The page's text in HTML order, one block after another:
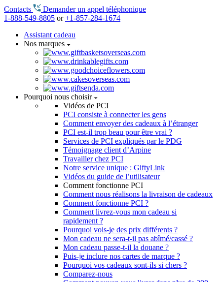
Contacts
Demander un appel téléphonique
1-888-549-8805 or+1-857-284-1674
Assistant cadeau
Nos marques
Pourquoi nous choisir
Vidéos de PCI
PCI consiste à connecter les gens
Comment envoyer des cadeaux à l’étranger
PCI est-il trop beau pour être vrai ?
Services de PCI expliqués par le PDG
Témoignage client d’Arpine
Travailler chez PCI
Notre service unique : GiftyLink
Vidéos du guide de l’utilisateur
Comment fonctionne PCI
Comment nous réalisons la livraison de cadeaux
Comment fonctionne PCI ?
Comment livrez-vous mon cadeau si
rapidement ?
Pourquoi vois-je des prix différents ?
Mon cadeau ne sera-t-il pas abîmé/cassé ?
Mon cadeau passe-t-il la douane ?
Puis-je inclure nos cartes de marque ?
Pourquoi vos cadeaux sont-ils si chers ?
Comparez-nous